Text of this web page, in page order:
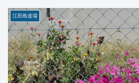
江田島道場